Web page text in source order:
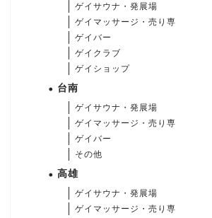
ゲイサウナ・発展場
ゲイマッサージ・売り専
ゲイバー
ゲイクラブ
ゲイショップ
台南
ゲイサウナ・発展場
ゲイマッサージ・売り専
ゲイバー
その他
高雄
ゲイサウナ・発展場
ゲイマッサージ・売り専